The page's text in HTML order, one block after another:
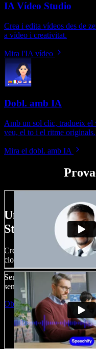
IA Vídeo Studio
Crea i edita vídeos des de
a vídeo i creativitat.
Mira l'IA vídeo
Dobl. amb IA
Amb un sol clic, tradueix el
veu, el to i el ritme originals.
Mira el dobl. amb IA
Un tastet del
Studio.
Crea dobl. de veu, afegeix
clona veus i munta
Sense corba
sense els límits de sempre.
Obre l'Studio